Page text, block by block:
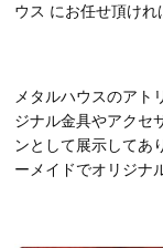
ウス にお任せ頂けれ
メタルハウスのアト
ジナル金具やアクセ
ンとして展示してあ
ーメイドでオリジナ